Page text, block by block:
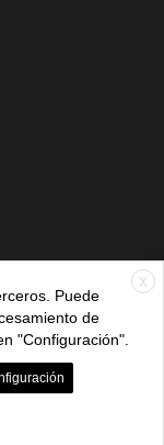
621 236
de cookies
X
Puede
de
"Configuración".